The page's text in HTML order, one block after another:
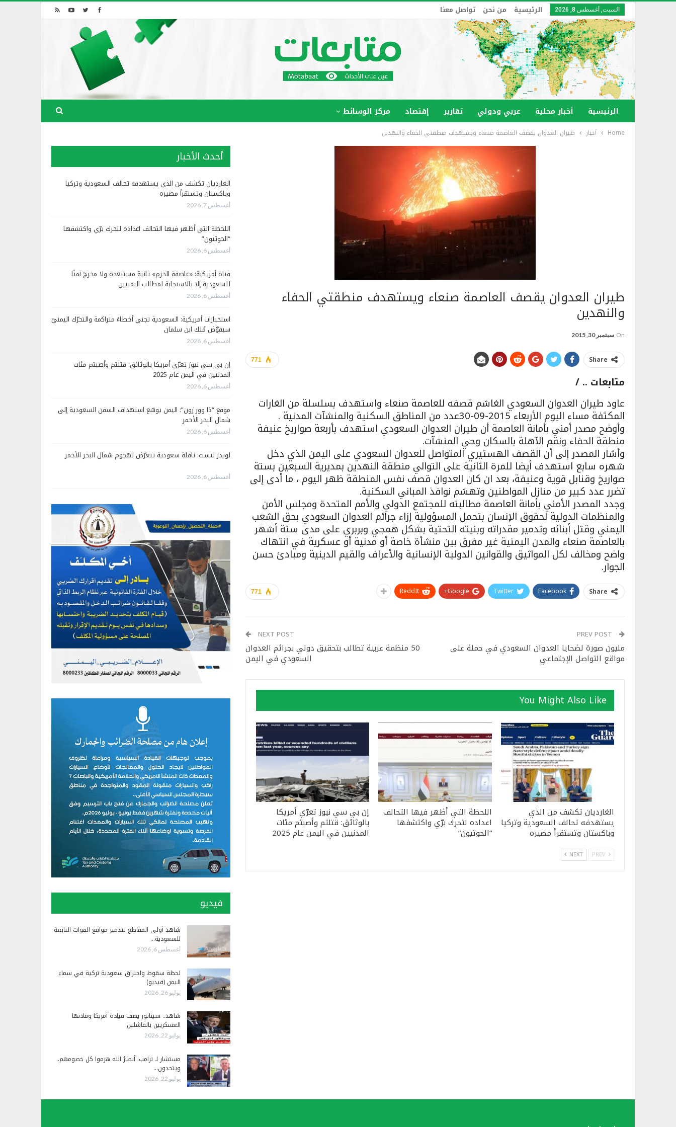
السبت, أغسطس 8, 2026 الرئيسية من نحن تواصل معنا
الرئيسية أخبار محلية عربي ودولي تقارير إقتصاد مركز الوسائط
Home أخبار طيران العدوان يقصف العاصمة صنعاء ويستهدف منطقتي الحفاء والنهدين
طيران العدوان يقصف العاصمة صنعاء ويستهدف منطقتي الحفاء
والنهدين
On سبتمبر 30, 2015
771 Share
متابعات .. /
عاود طيران العدوان السعودي الغاشم قصفه للعاصمة صنعاء واستهدف بسلسلة من الغارات
المكثفة مساء اليوم الأربعاء 2015-09-30عدد من المناطق السكنية والمنشآت المدنية .
وأوضح مصدر أمني بأمانة العاصمة أن طيران العدوان السعودي استهدف بأربعة صواريخ عنيفة
منطقة الحفاء ونقم الآهلة بالسكان وحي المنشآت.
وأشار المصدر إلى أن القصف الهستيري المتواصل للعدوان السعودي على اليمن الذي دخل
شهره سابع استهدف أيضا للمرة الثانية على التوالي منطقة النهدين بمديرية السبعين بستة
صواريخ وقنابل قوية وعنيفة، بعد ان كان العدوان قصف نفس المنطقة ظهر اليوم ، ما أدى إلى
تضرر عدد كبير من منازل المواطنين وتهشم نوافذ المباني السكنية.
وجدد المصدر الأمني بأمانة العاصمة مطالبته للمجتمع الدولي والأمم المتحدة ومجلس الأمن
والمنظمات الدولية لحقوق الإنسان بتحمل المسؤولية إزاء جرائم العدوان السعودي بحق الشعب
اليمني وقتل أبنائه وتدمير مقدراته وبنيته التحتية بشكل همجي وبربري على مدى ستة أشهر
بالعاصمة صنعاء والمدن اليمنية غير مفرق بين منشأة خاصة أو مدنية أو عسكرية في انتهاك
واضح ومخالف لكل المواثيق والقوانين الدولية الإنسانية والأعراف والقيم الدينية ومبادئ حسن
الجوار.
771 Share
Facebook
Twitter
Google+
ReddIt
مليون صورة لضحايا العدوان السعودي في حملة على
مواقع التواصل الإجتماعي
NEXT POST
50 منظمة عربية تطالب بتحقيق دولي بجرائم العدوان
السعودي في اليمن
You Might Also Like
الغارديان تكشف من الذي
يستهدفه تحالف السعودية وتركيا
وباكستان وتستقرأ مصيره
اللحظة التي أظهر فيها التحالف
اعداده لتحرك برّي واكتشفها
“الحوثيون”
إن بي سي نيوز تعرّي أمريكا
بالوثائق: قتلتم وأصبتم مئات
المدنيين في اليمن عام 2025
NEXT
أحدث الأخبار
الغارديان تكشف من الذي يستهدفه تحالف السعودية وتركيا
وباكستان وتستقرأ مصيره
أغسطس 7, 2026
اللحظة التي أظهر فيها التحالف اعداده لتحرك برّي واكتشفها
“الحوثيون”
أغسطس 6, 2026
قناة أمريكية: «عاصفة الحزم» ثانية مستبعَدة ولا مخرجَ آمنًا
للسعودية إلا بالاستجابة لمطالب اليمنيين
أغسطس 6, 2026
استخبارات أمريكية: السعودية تجني أخطاءً متراكمة والتحرّك اليمنيّ
سيقوّض مُلك ابن سلمان
أغسطس 6, 2026
إن بي سي نيوز تعرّي أمريكا بالوثائق: قتلتم وأصبتم مئات
المدنيين في اليمن عام 2025
أغسطس 6, 2026
موقع “ذا وور زون”: اليمن يوسّع استهداف السفن السعودية إلى
شمال البحر الأحمر
أغسطس 6, 2026
لويدز ليست: ناقلة سعودية تتعرّض لهجوم شمال البحر الأحمر
أغسطس 6, 2026
فيديو
شاهد أولى المقاطع لتدمير مواقع القوات التابعة
للسعودية…
أغسطس 6, 2026
لحظة سقوط واحتراق سعودية تركية في سماء
اليمن (فيديو)
يوليو 26, 2026
شاهد.. سيناتور يصف قيادة أمريكا وقادتها
العسكريين بالفاشلين
يوليو 22, 2026
مستشار لـ ترامب: أنصارُ الله هزموا كل خصومهم..
ويتحدون…
يوليو 22, 2026